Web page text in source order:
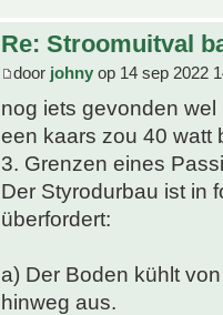
Re: Stroomuitval
door johny op 14 sep 2022
nog iets gevonden wel
een kaars zou 40 watt
3. Grenzen eines
Der Styrodurbau ist in
überfordert:
a) Der Boden kühlt
hinweg aus.